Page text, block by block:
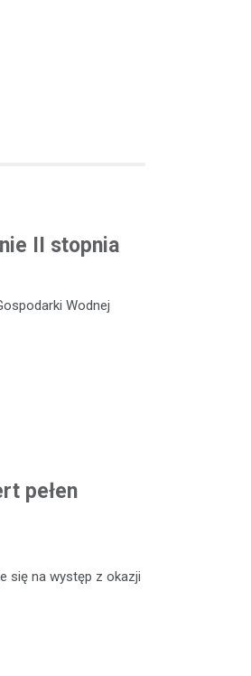
II stopnia
Wodnej
pełen
się na występ z okazji